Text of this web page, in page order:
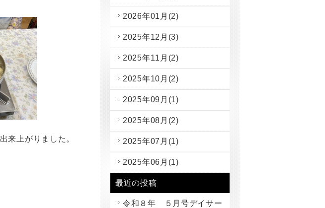
来上がりました。
2026年01月(2)
2025年12月(3)
2025年11月(2)
2025年10月(2)
2025年09月(1)
2025年08月(2)
2025年07月(1)
2025年06月(1)
最近の投稿
令和８年 ５月号デイサー